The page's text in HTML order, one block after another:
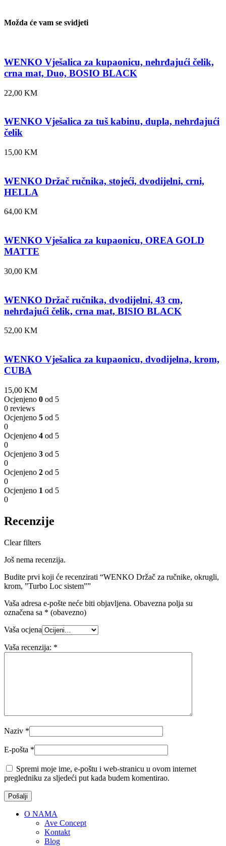
Možda će vam se svidjeti
WENKO Vješalica za kupaonicu, nehrđajući čelik,
crna mat, Duo, BOSIO BLACK
22,00 KM
WENKO Vješalica za tuš kabinu, dupla, nehrđajući
čelik
15,00 KM
WENKO Držač ručnika, stojeći, dvodijelni, crni,
HELLA
64,00 KM
WENKO Vješalica za kupaonicu, OREA GOLD
MATTE
30,00 KM
WENKO Držač ručnika, dvodijelni, 43 cm,
nehrđajući čelik, crna mat, BISIO BLACK
52,00 KM
WENKO Vješalica za kupaonicu, dvodijelna, krom,
CUBA
15,00 KM
Ocjenjeno 0 od 5
0 reviews
Ocjenjeno 5 od 5
0
Ocjenjeno 4 od 5
0
Ocjenjeno 3 od 5
0
Ocjenjeno 2 od 5
0
Ocjenjeno 1 od 5
0
Recenzije
Clear filters
Još nema recenzija.
Budite prvi koji će recenzirati “WENKO Držač za ručnike, okrugli,
krom, ”Turbo Loc sistem””
Vaša adresa e-pošte neće biti objavljena. Obavezna polja su
označena sa * (obavezno)
Vaša ocjena
Vaša recenzija: *
Naziv *
E-pošta *
Spremi moje ime, e-poštu i web-stranicu u ovom internet
pregledniku za sljedeći put kada budem komentirao.
O NAMA
Ave Concept
Kontakt
Blog